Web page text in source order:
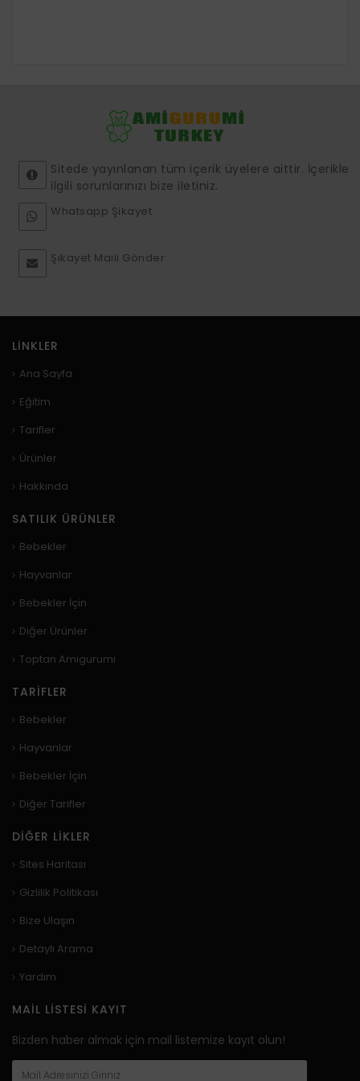
Sitede yayınlanan tüm içerik üyelere aittir. İçerikle
ilgili sorunlarınızı bize iletiniz.
Whatsapp Şikayet
Şikayet Maili Gönder
LINKLER
Ana Sayfa
Eğitim
Tarifler
Ürünler
Hakkında
SATILIK ÜRÜNLER
Bebekler
Hayvanlar
Bebekler İçin
Diğer Ürünler
Toptan Amigurumi
TARIFLER
Bebekler
Hayvanlar
Bebekler İçin
Diğer Tarifler
DIĞER LIKLER
Sites Haritası
Gizlilik Politikası
Bize Ulaşın
Detaylı Arama
Yardım
MAIL LISTESI KAYIT
Bizden haber almak için mail listemize kayıt olun!